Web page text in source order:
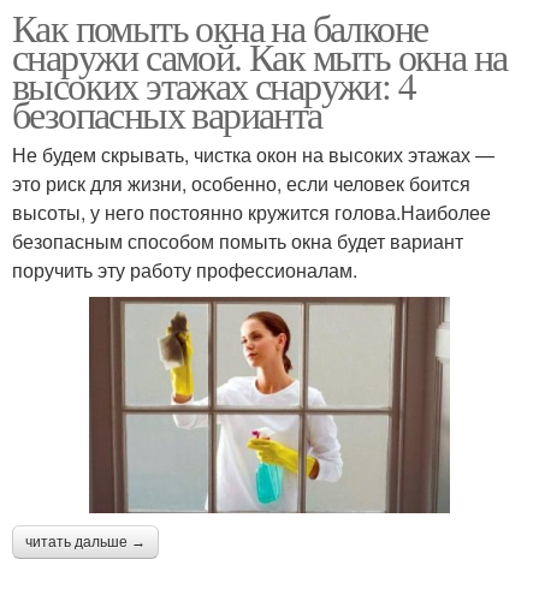
Как помыть окна на балконе
снаружи самой. Как мыть окна на
высоких этажах снаружи: 4
безопасных варианта
Не будем скрывать, чистка окон на высоких этажах —
это риск для жизни, особенно, если человек боится
высоты, у него постоянно кружится голова.Наиболее
безопасным способом помыть окна будет вариант
поручить эту работу профессионалам.
читать дальше →